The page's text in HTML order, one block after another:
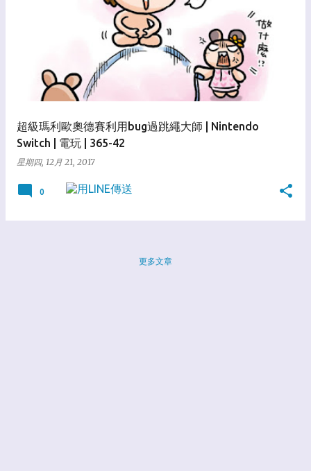
超級瑪利歐奧德賽利用bug過跳繩大師 | Nintendo
Switch | 電玩 | 365-42
星期四, 12月 21, 2017
0
更多文章